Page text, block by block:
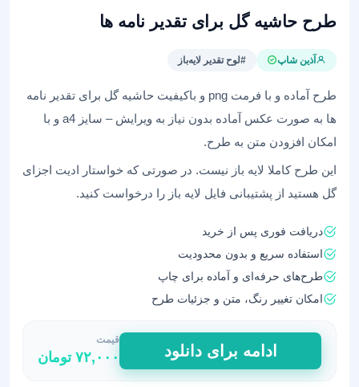
طرح حاشیه گل برای تقدیر نامه ها
آذین شاپ #لوح تقدیر لایه‌باز
طرح آماده و با فرمت png و باکیفیت حاشیه گل برای تقدیر نامه
ها به صورت عکس آماده بدون نیاز به ویرایش – سایز a4 و با
امکان افزودن متن به طرح.
این طرح کاملا لایه باز نیست. در صورتی که خواستار ادیت اجزای
گل هستید از پشتیبانی فایل لایه باز را درخواست کنید.
دریافت فوری پس از خرید
استفاده سریع و بدون محدودیت
طرح‌های حرفه‌ای و آماده برای چاپ
امکان تغییر رنگ، متن و جزئیات طرح
طرح
حاشیه
گل
ادامه برای دانلود
قیمت
۷۲,۰۰۰ تومان